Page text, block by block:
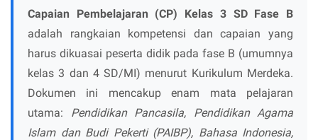
Capaian Pembelajaran (CP) Kelas 3 SD Fase B
adalah rangkaian kompetensi dan capaian yang
harus dikuasai peserta didik pada fase B (umumnya
kelas 3 dan 4 SD/MI) menurut Kurikulum Merdeka.
Dokumen ini mencakup enam mata pelajaran
utama: Pendidikan Pancasila, Pendidikan Agama
Islam dan Budi Pekerti (PAIBP), Bahasa Indonesia,